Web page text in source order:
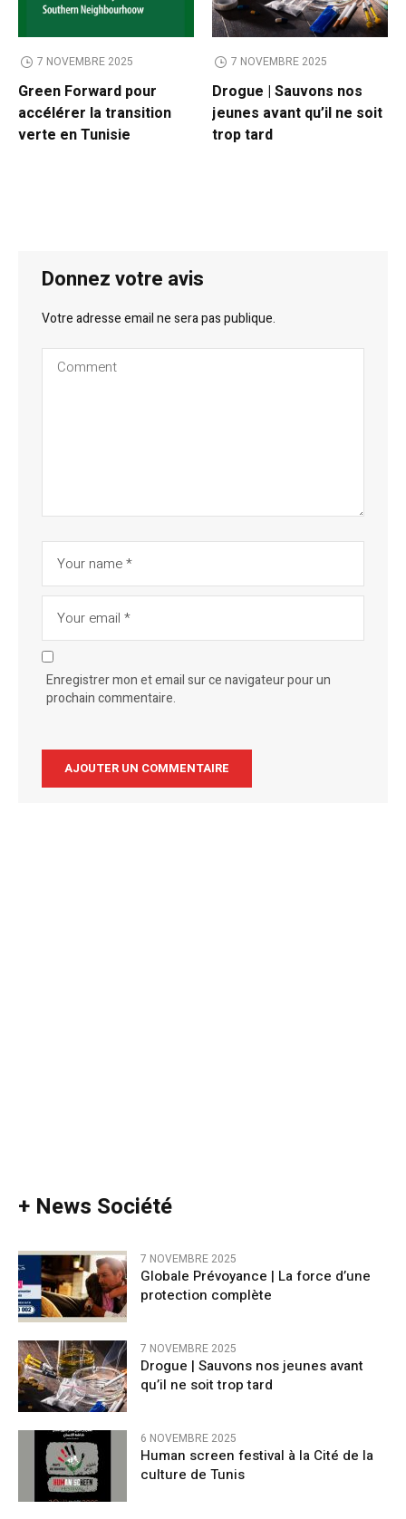
7 NOVEMBRE 2025
Green Forward pour
accélérer la transition
verte en Tunisie
7 NOVEMBRE 2025
Drogue | Sauvons nos
jeunes avant qu’il ne soit
trop tard
Donnez votre avis
Votre adresse email ne sera pas publique.
Enregistrer mon et email sur ce navigateur pour un
prochain commentaire.
+ News Société
7 NOVEMBRE 2025
Globale Prévoyance | La force d’une
protection complète
7 NOVEMBRE 2025
Drogue | Sauvons nos jeunes avant
qu’il ne soit trop tard
6 NOVEMBRE 2025
Human screen festival à la Cité de la
culture de Tunis